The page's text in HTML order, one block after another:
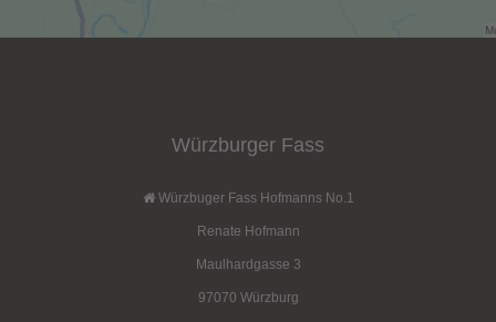
Würzburger Fass
Würzbuger Fass Hofmanns No.1
Renate Hofmann
Maulhardgasse 3
97070 Würzburg